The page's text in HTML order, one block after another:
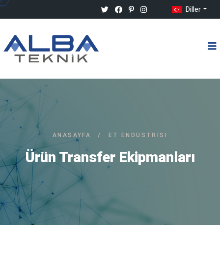
Diller
ANASAYFA / ET ENDÜSTRISI
Ürün Transfer Ekipmanları